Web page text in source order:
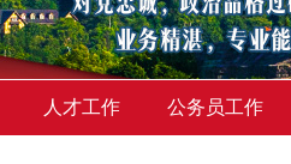
人才工作 公务员工作